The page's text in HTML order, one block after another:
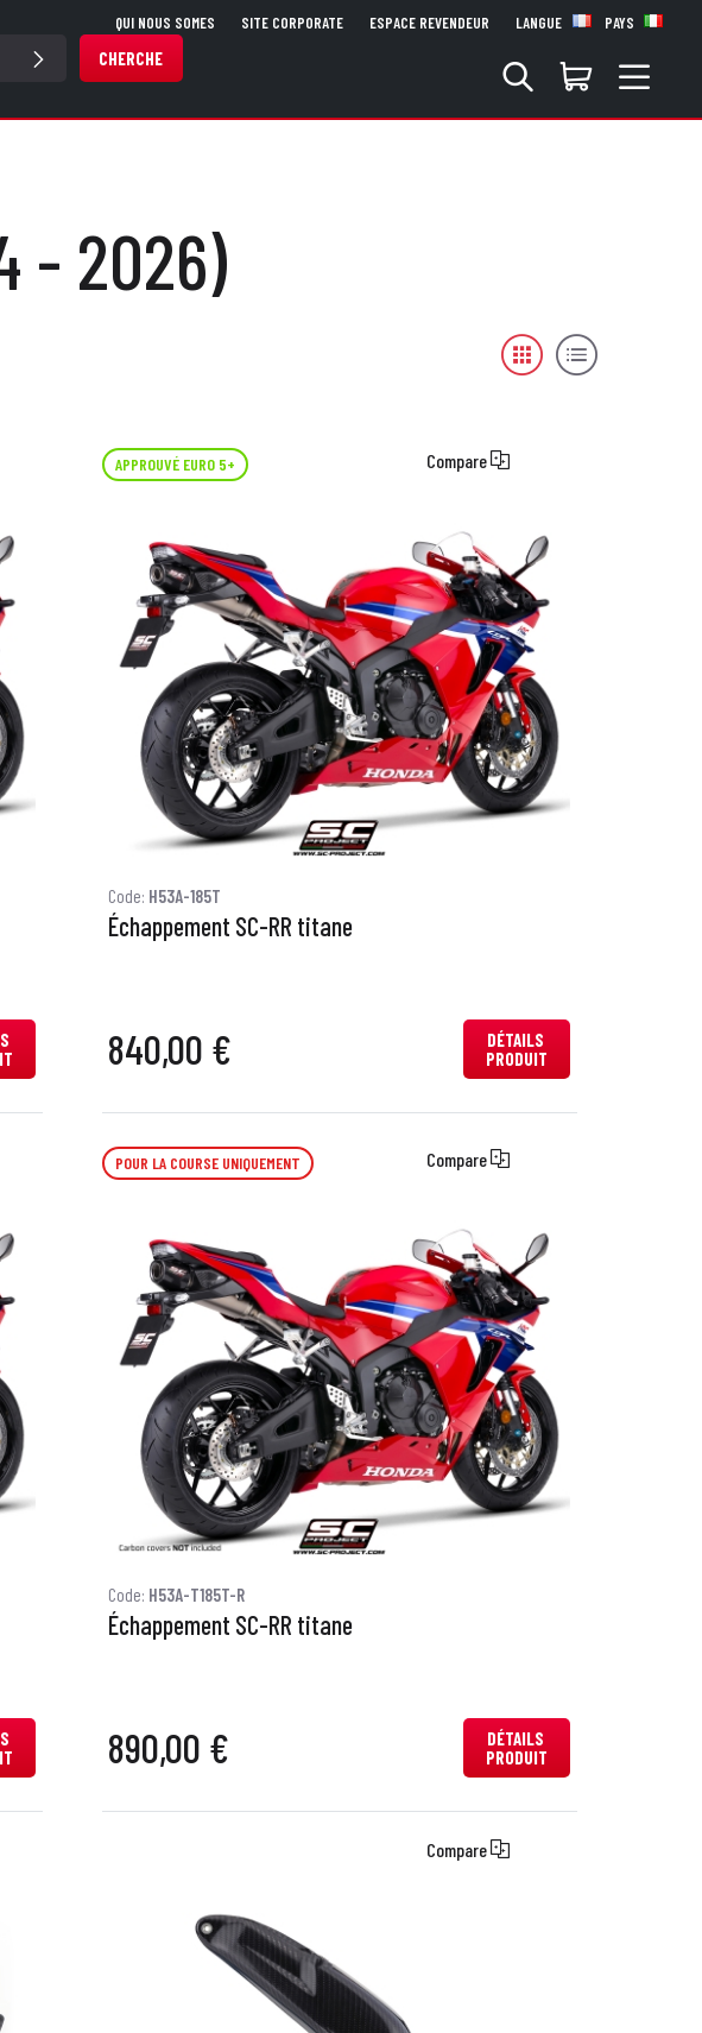
CHERCHE
QUI NOUS SOMES SITE CORPORATE ESPACE REVENDEUR LANGUE PAYS
- 2026)
APPROUVÉ EURO 5+ Compare
Code: H53A-185T
Échappement SC-RR titane
840,00 €
DÉTAILS
PRODUIT
POUR LA COURSE UNIQUEMENT Compare
Code: H53A-T185T-R
Échappement SC-RR titane
890,00 €
DÉTAILS
PRODUIT
Compare